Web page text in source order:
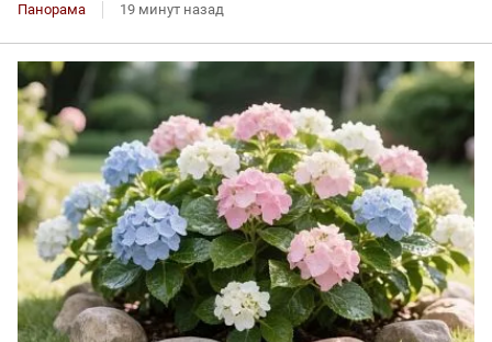
Панорама 19 минут назад